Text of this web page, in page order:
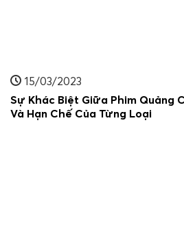
15/03/2023
Sự Khác Biệt Giữa Phim Quảng
Và Hạn Chế Của Từng Loại